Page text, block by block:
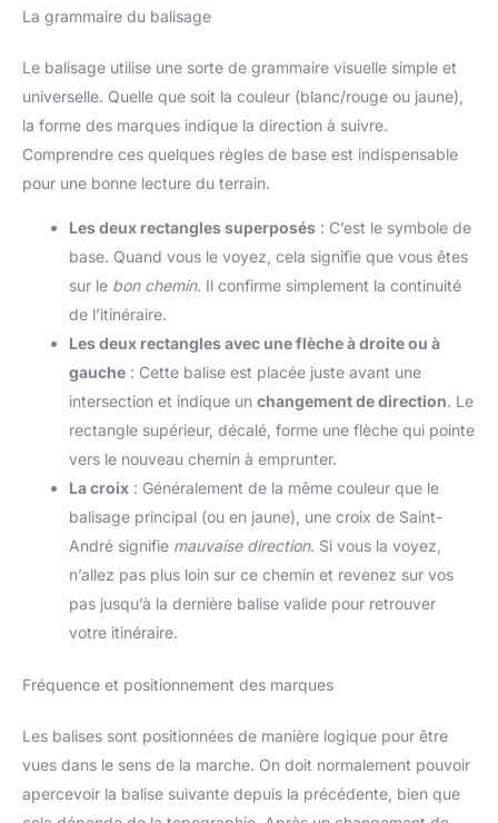
La grammaire du balisage
Le balisage utilise une sorte de grammaire visuelle simple et
universelle. Quelle que soit la couleur (blanc/rouge ou jaune),
la forme des marques indique la direction à suivre.
Comprendre ces quelques règles de base est indispensable
pour une bonne lecture du terrain.
Les deux rectangles superposés : C’est le symbole de
base. Quand vous le voyez, cela signifie que vous êtes
sur le bon chemin. Il confirme simplement la continuité
de l’itinéraire.
Les deux rectangles avec une flèche à droite ou à
gauche : Cette balise est placée juste avant une
intersection et indique un changement de direction. Le
rectangle supérieur, décalé, forme une flèche qui pointe
vers le nouveau chemin à emprunter.
La croix : Généralement de la même couleur que le
balisage principal (ou en jaune), une croix de Saint-
André signifie mauvaise direction. Si vous la voyez,
n’allez pas plus loin sur ce chemin et revenez sur vos
pas jusqu’à la dernière balise valide pour retrouver
votre itinéraire.
Fréquence et positionnement des marques
Les balises sont positionnées de manière logique pour être
vues dans le sens de la marche. On doit normalement pouvoir
apercevoir la balise suivante depuis la précédente, bien que